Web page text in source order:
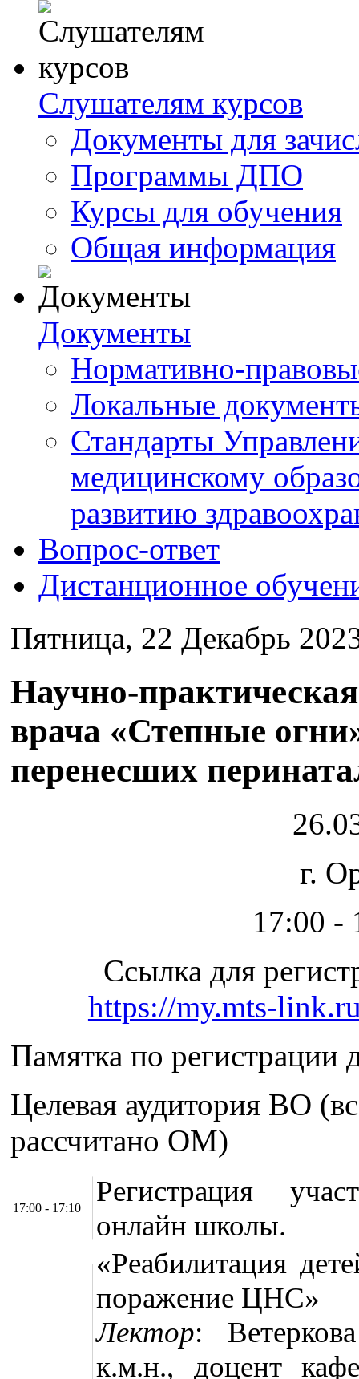
Слушателям курсов
Документы для
Программы ДПО
Курсы для обучения
Общая информация
Документы
Нормативно-
Локальные
Стандарты
медицинскому
развитию
Вопрос-ответ
Дистанционное
Пятница, 22 Декабрь
Научно-
врача «Степные
перенесших
г.
17:00 -
Ссылка для
https://my.mts-
Памятка по регистрации
Целевая аудитория ВО
рассчитано ОМ)
17:00 - 17:10
Регистрация
онлайн школы.
«Реабилитация
поражение ЦНС»
Лектор:
к.м.н., доцент